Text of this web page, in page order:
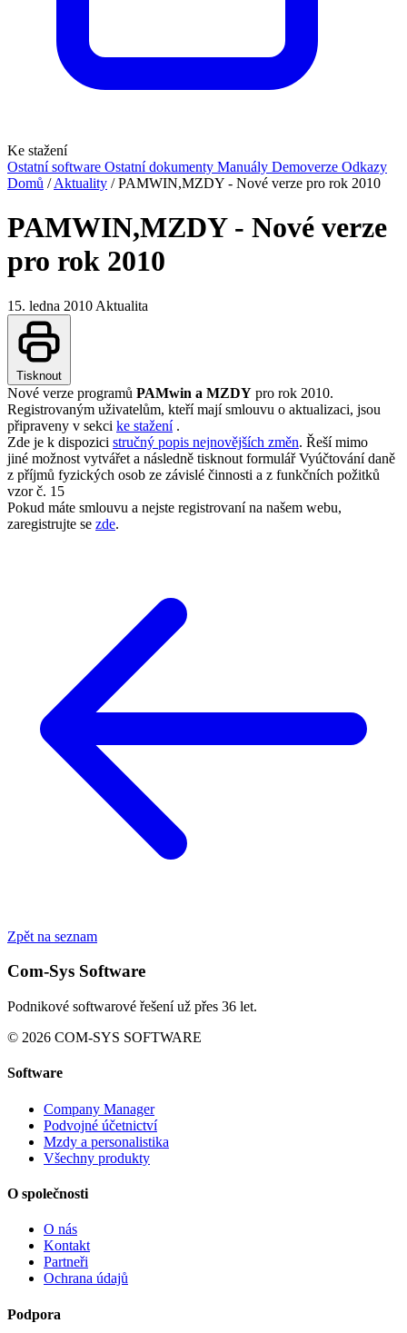
Ke stažení
Ostatní software Ostatní dokumenty Manuály Demoverze Odkazy
Domů / Aktuality / PAMWIN,MZDY - Nové verze pro rok 2010
PAMWIN,MZDY - Nové verze
pro rok 2010
15. ledna 2010 Aktualita
Tisknout
Nové verze programů PAMwin a MZDY pro rok 2010.
Registrovaným uživatelům, kteří mají smlouvu o aktualizaci, jsou
připraveny v sekci ke stažení.
Zde je k dispozici stručný popis nejnovějších změn. Řeší mimo
jiné možnost vytvářet a následně tisknout formulářVyúčtování daně
z příjmů fyzických osob ze závislé činnosti a z funkčních požitků
vzor č. 15
Pokud máte smlouvu a nejste registrovaní na našem webu,
zaregistrujte se zde.
Zpět na seznam
Com-Sys Software
Podnikové softwarové řešení už přes 36 let.
© 2026 COM-SYS SOFTWARE
Software
Company Manager
Podvojné účetnictví
Mzdy a personalistika
Všechny produkty
O společnosti
O nás
Kontakt
Partneři
Ochrana údajů
Podpora